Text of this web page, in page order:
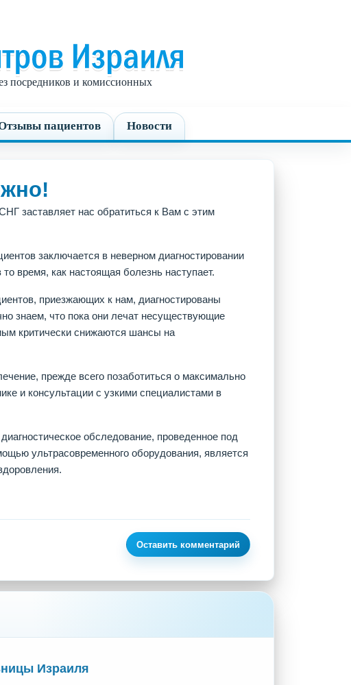
посредников и комиссионных
пациентов Новости
заставляет нас обратиться к Вам с этим
заключается в неверном диагностировании
время, как настоящая болезнь наступает.
приезжающих к нам, диагностированы
знаем, что пока они лечат несуществующие
критически снижаются шансы на
прежде всего позаботиться о максимально
и консультации с узкими специалистами в
обследование, проведенное под
ультрасовременного оборудования, является
Оставить комментарий
Израиля